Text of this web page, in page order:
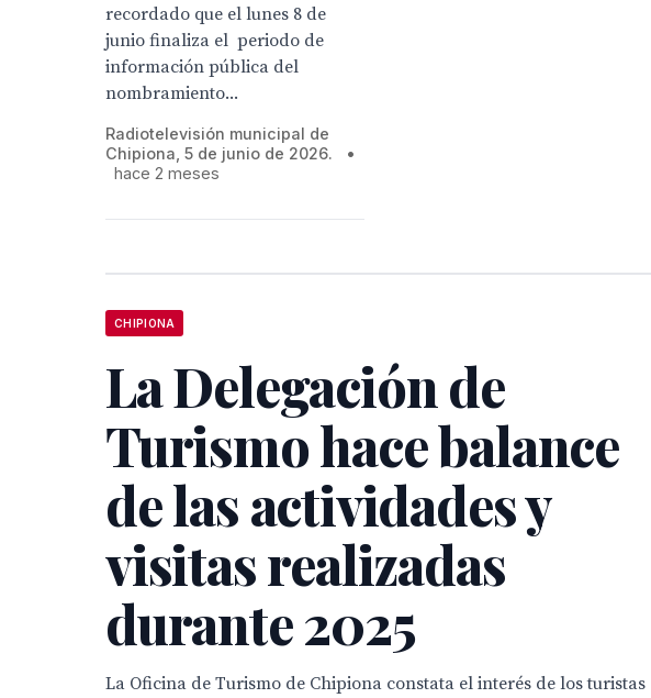
recordado que el lunes 8 de
junio finaliza el periodo de
información pública del
nombramiento...
Radiotelevisión municipal de
Chipiona, 5 de junio de 2026.
•
hace 2 meses
CHIPIONA
La Delegación de
Turismo hace balance
de las actividades y
visitas realizadas
durante 2025
La Oficina de Turismo de Chipiona constata el interés de los turistas